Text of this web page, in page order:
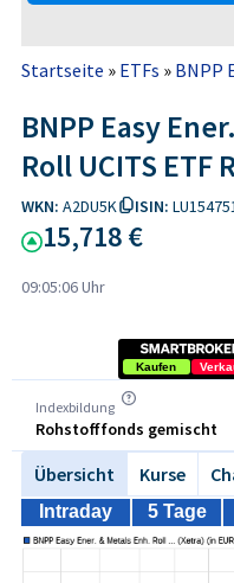
Startseite » ETFs » BNPP
BNPP Easy
Roll UCITS ETF
WKN: A2DU5K ISIN:
15,718 €
09:05:06 Uhr
Kaufen
Indexbildung
Rohstofffonds gemischt
Übersicht Kurse
Intraday 5 Tage